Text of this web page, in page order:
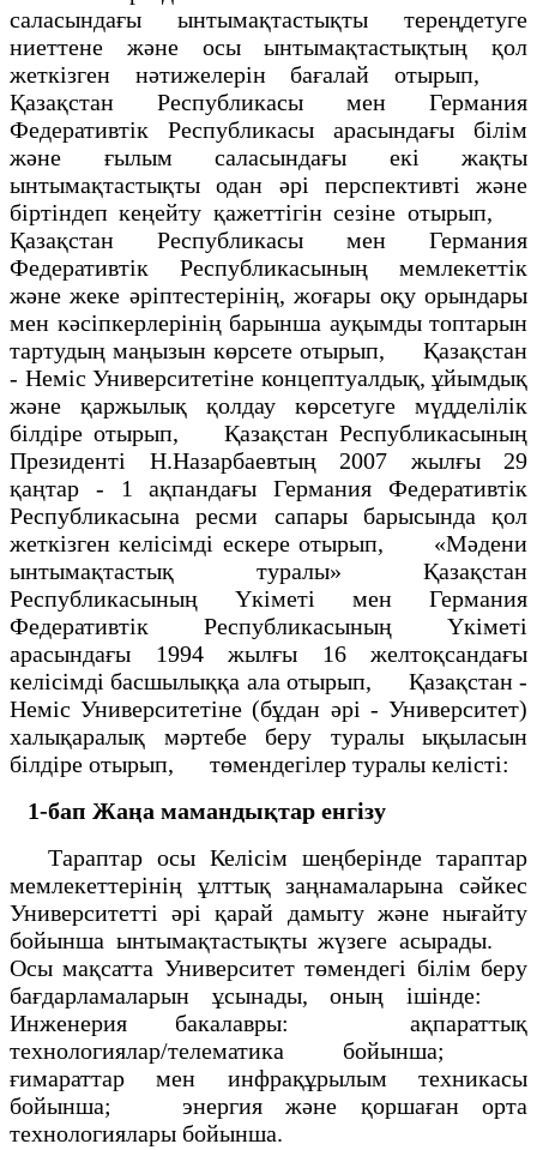
саласындағы ынтымақтастықты тереңдетуге
ниеттене және осы ынтымақтастықтың қол
жеткізген нәтижелерін бағалай отырып,
Қазақстан Республикасы мен Германия
Федеративтік Республикасы арасындағы білім
және ғылым саласындағы екі жақты
ынтымақтастықты одан әрі перспективті және
біртіндеп кеңейту қажеттігін сезіне отырып,
Қазақстан Республикасы мен Германия
Федеративтік Республикасының мемлекеттік
және жеке әріптестерінің, жоғары оқу орындары
мен кәсіпкерлерінің барынша ауқымды топтарын
тартудың маңызын көрсете отырып, Қазақстан
- Неміс Университетіне концептуалдық, ұйымдық
және қаржылық қолдау көрсетуге мүдделілік
білдіре отырып, Қазақстан Республикасының
Президенті Н.Назарбаевтың 2007 жылғы 29
қаңтар - 1 ақпандағы Германия Федеративтік
Республикасына ресми сапары барысында қол
жеткізген келісімді ескере отырып, «Мәдени
ынтымақтастық туралы» Қазақстан
Республикасының Үкіметі мен Германия
Федеративтік Республикасының Үкіметі
арасындағы 1994 жылғы 16 желтоқсандағы
келісімді басшылыққа ала отырып, Қазақстан -
Неміс Университетіне (бұдан әрі - Университет)
халықаралық мәртебе беру туралы ықыласын
білдіре отырып, төмендегілер туралы келісті:
1-бап Жаңа мамандықтар енгізу
Тараптар осы Келісім шеңберінде тараптар
мемлекеттерінің ұлттық заңнамаларына сәйкес
Университетті әрі қарай дамыту және нығайту
бойынша ынтымақтастықты жүзеге асырады.
Осы мақсатта Университет төмендегі білім беру
бағдарламаларын ұсынады, оның ішінде:
Инженерия бакалавры: ақпараттық
технологиялар/телематика бойынша;
ғимараттар мен инфрақұрылым техникасы
бойынша; энергия және қоршаған орта
технологиялары бойынша.